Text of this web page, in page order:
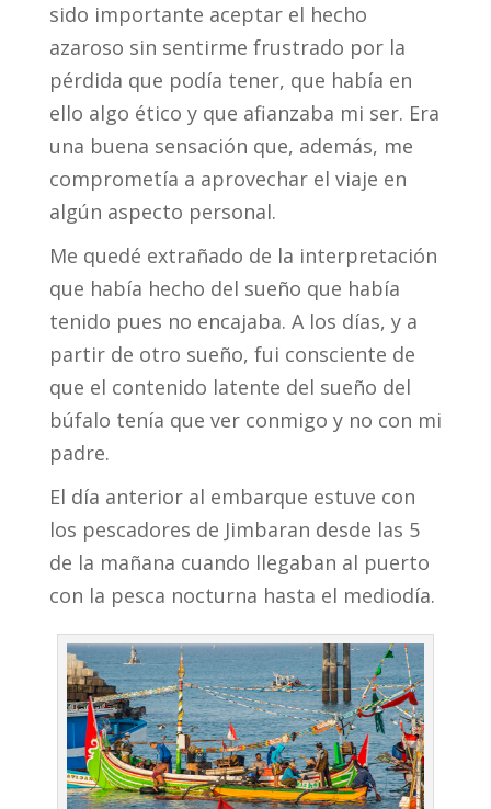
sido importante aceptar el hecho
azaroso sin sentirme frustrado por la
pérdida que podía tener, que había en
ello algo ético y que afianzaba mi ser. Era
una buena sensación que, además, me
comprometía a aprovechar el viaje en
algún aspecto personal.
Me quedé extrañado de la interpretación
que había hecho del sueño que había
tenido pues no encajaba. A los días, y a
partir de otro sueño, fui consciente de
que el contenido latente del sueño del
búfalo tenía que ver conmigo y no con mi
padre.
El día anterior al embarque estuve con
los pescadores de Jimbaran desde las 5
de la mañana cuando llegaban al puerto
con la pesca nocturna hasta el mediodía.